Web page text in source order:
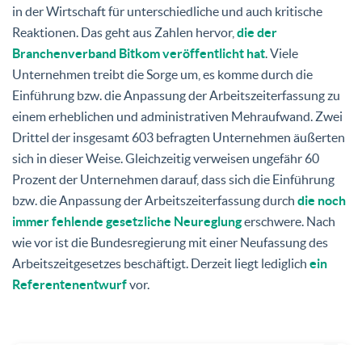
in der Wirtschaft für unterschiedliche und auch kritische
Reaktionen. Das geht aus Zahlen hervor, die der
Branchenverband Bitkom veröffentlicht hat. Viele
Unternehmen treibt die Sorge um, es komme durch die
Einführung bzw. die Anpassung der Arbeitszeiterfassung zu
einem erheblichen und administrativen Mehraufwand. Zwei
Drittel der insgesamt 603 befragten Unternehmen äußerten
sich in dieser Weise. Gleichzeitig verweisen ungefähr 60
Prozent der Unternehmen darauf, dass sich die Einführung
bzw. die Anpassung der Arbeitszeiterfassung durch die noch
immer fehlende gesetzliche Neureglungerschwere. Nach
wie vor ist die Bundesregierung mit einer Neufassung des
Arbeitszeitgesetzes beschäftigt. Derzeit liegt lediglich ein
Referentenentwurfvor.